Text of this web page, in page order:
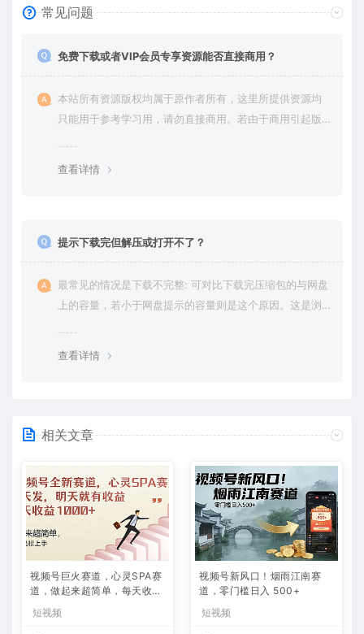
常见问题
免费下载或者VIP会员专享资源能否直接商用？
本站所有资源版权均属于原作者所有，这里所提供资源均
只能用于参考学习用，请勿直接商用。若由于商用引起版
查看详情
提示下载完但解压或打开不了？
最常见的情况是下载不完整: 可对比下载完压缩包的与网盘
上的容量，若小于网盘提示的容量则是这个原因。这是浏
查看详情
相关文章
视频号巨火赛道，心灵SPA赛
道，做起来超简单，每天收益
800+
短视频
视频号新风口！烟雨江南赛
道，零门槛日入 500+
短视频